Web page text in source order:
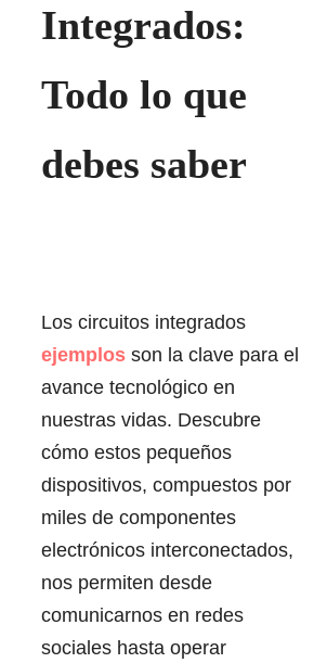
Integrados:
Todo lo que
debes saber
Los circuitos integrados
ejemplos son la clave para el
avance tecnológico en
nuestras vidas. Descubre
cómo estos pequeños
dispositivos, compuestos por
miles de componentes
electrónicos interconectados,
nos permiten desde
comunicarnos en redes
sociales hasta operar